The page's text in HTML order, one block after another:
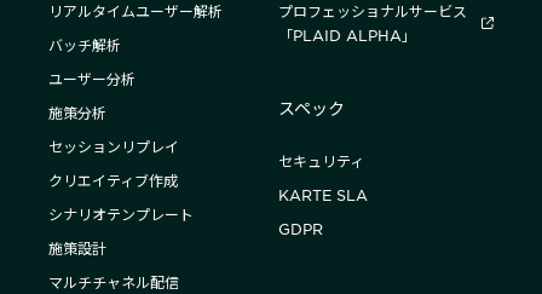
リアルタイムユーザー解析
バッチ解析
ユーザー分析
施策分析
セッションリプレイ
クリエイティブ作成
シナリオテンプレート
施策設計
マルチチャネル配信
プロフェッショナルサービス
「PLAID ALPHA」
スペック
セキュリティ
KARTE SLA
GDPR